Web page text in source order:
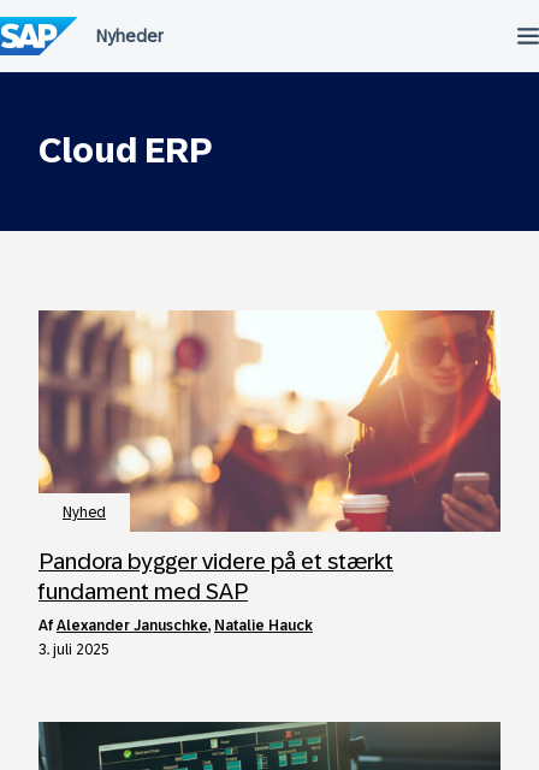
til
indholdet
Cloud ERP
Nyhed
Pandora bygger videre på et stærkt
fundament med SAP
af Alexander Januschke, Natalie Hauck
3. juli 2025